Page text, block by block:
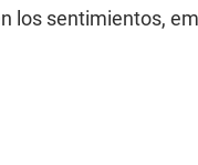
los sentimientos,